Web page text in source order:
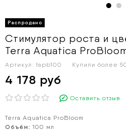
Стимулятор роста и
Terra Aquatica
Артикул: tapb100 Купили более
4 178 руб
Оставить отзыв
Terra Aquatica ProBloom
Объём: 100 мл